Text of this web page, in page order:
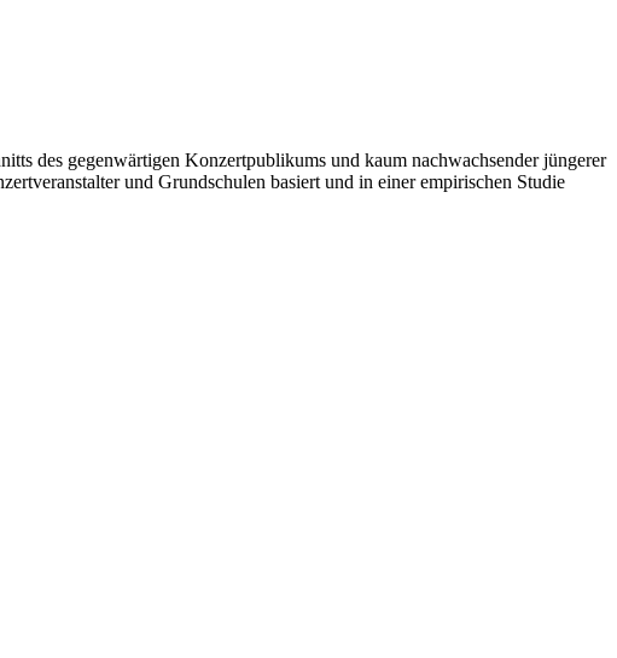
des gegenwärtigen Konzertpublikums und kaum nachwachsender jüngerer
und Grundschulen basiert und in einer empirischen Studie